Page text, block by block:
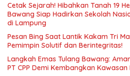
Cetak Sejarah! Hibahkan Tanah 19
Bawang Siap Hadirkan Sekolah
di Lampung
Pesan Bing Saat Lantik Kakam Tri
Pemimpin Solutif dan Berintegritas!
Langkah Emas Tulang Bawang:
PT CPP Demi Kembangkan